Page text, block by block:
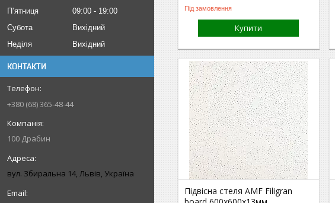
Пʼятниця
09:00
19:00
Субота
Вихідний
Неділя
Вихідний
КОНТАКТИ
+380 (68) 365-48-44
100 Драбин
вул. Збиральна 14, Львів, Україна
Під замовлення
Купити
Підвісна стеля AMF Filigran